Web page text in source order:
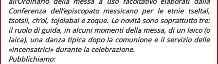
Conferenza dell’episcopato messicano per le etnie tseltal,
tsotsil, ch’ol, tojolabalezoque. Le novità sono soprattutto tre:
il ruolo di guida, in alcuni momenti della messa, di un laico (o
laica), una danza tipica dopo la comunione e il servizio delle
«incensatrici» durante la celebrazione.
Pubblichiamo: